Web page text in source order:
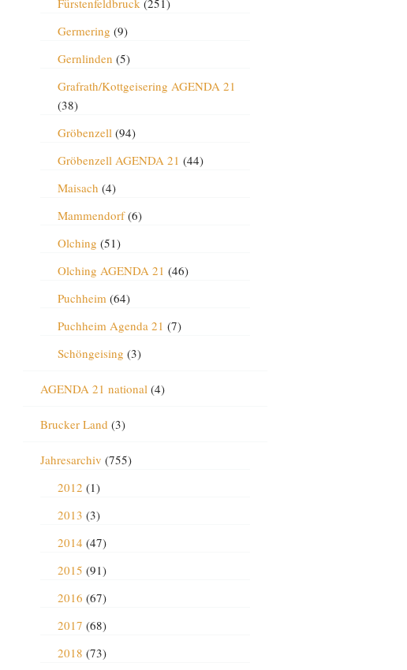
Fürstenfeldbruck(251)
Germering (9)
Gernlinden (5)
Grafrath/Kottgeisering AGENDA 21
(38)
Gröbenzell(94)
Gröbenzell AGENDA 21 (44)
Maisach (4)
Mammendorf(6)
Olching (51)
Olching AGENDA 21 (46)
Puchheim(64)
Puchheim Agenda 21 (7)
Schöngeising (3)
AGENDA 21 national(4)
Brucker Land (3)
Jahresarchiv (755)
2012 (1)
2013 (3)
2014 (47)
2015 (91)
2016 (67)
2017 (68)
2018 (73)